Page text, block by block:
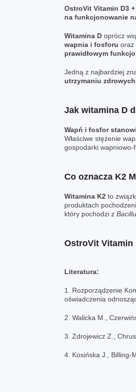
OstroVit Vitamin D3
na funkcjonowanie
Witamina D oprócz
wapnia i fosforu oraz
prawidłowym
Jedną z najbardziej
utrzymaniu
Jak witamina D
Wapń i fosfor
Właściwe stężenie
gospodarki wapniowo-
Co oznacza K2
Witamina K2 to
produktach
który pochodzi z
OstroVit Vitamin
Literatura:
1. Rozporządzenie
oświadczenia
2. Walicka M.,
3. Zdrojewicz Z.,
4. Kosińska J., Billing-